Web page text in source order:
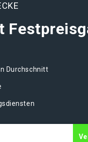
Durchschnitt